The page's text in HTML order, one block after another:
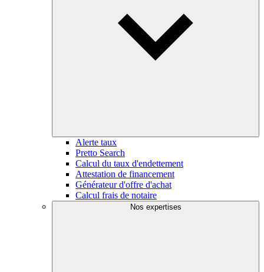
Alerte taux
Pretto Search
Calcul du taux d'endettement
Attestation de financement
Générateur d'offre d'achat
Calcul frais de notaire
Nos expertises